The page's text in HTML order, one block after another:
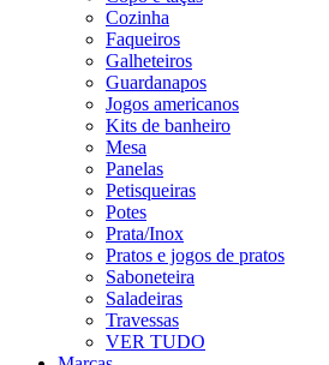
Cozinha
Faqueiros
Galheteiros
Guardanapos
Jogos americanos
Kits de banheiro
Mesa
Panelas
Petisqueiras
Potes
Prata/Inox
Pratos e jogos de pratos
Saboneteira
Saladeiras
Travessas
VER TUDO